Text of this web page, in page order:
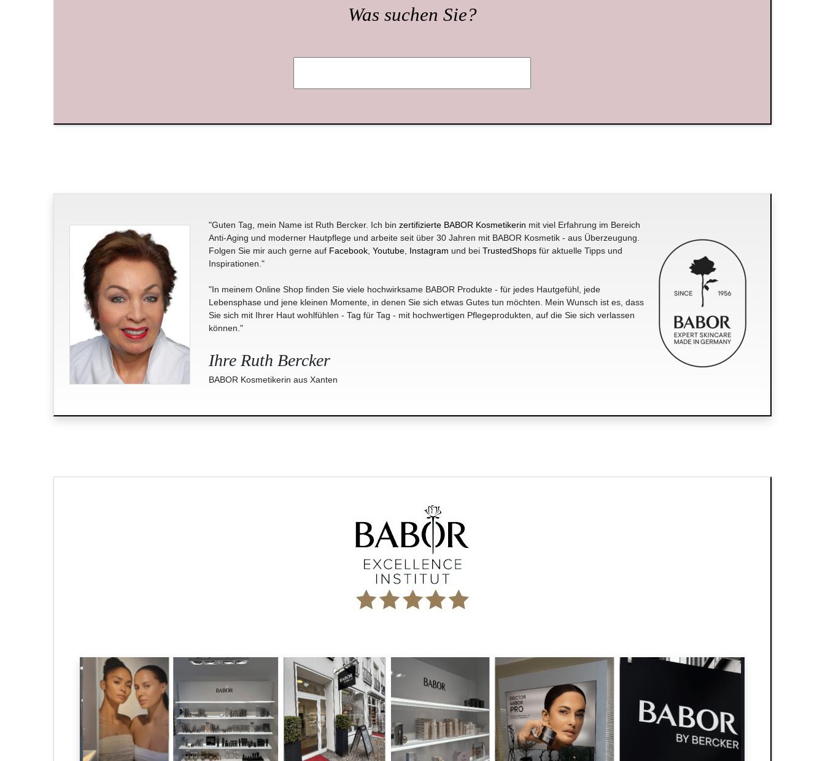
Was suchen Sie?
"Guten Tag, mein Name ist Ruth Bercker. Ich bin zertifizierte BABOR Kosmetikerin mit viel Erfahrung im Bereich
Anti-Aging und moderner Hautpflege und arbeite seit über 30 Jahren mit BABOR Kosmetik - aus Überzeugung.
Folgen Sie mir auch gerne auf Facebook, Youtube, Instagram und bei TrustedShopsfür aktuelle Tipps und
Inspirationen."
"In meinem Online Shop finden Sie viele hochwirksame BABOR Produkte - für jedes Hautgefühl, jede
Lebensphase und jene kleinen Momente, in denen Sie sich etwas Gutes tun möchten. Mein Wunsch ist es, dass
Sie sich mit Ihrer Haut wohlfühlen - Tag für Tag - mit hochwertigen Pflegeprodukten, auf die Sie sich verlassen
können."
Ihre Ruth Bercker
BABOR Kosmetikerin aus Xanten